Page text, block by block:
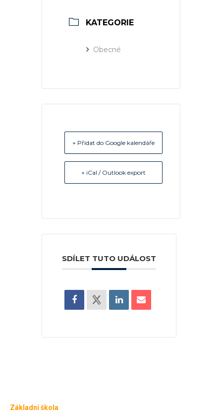
KATEGORIE
Obecné
+ Přidat do Google kalendáře
+ iCal / Outlook export
SDÍLET TUTO UDÁLOST
Základní škola